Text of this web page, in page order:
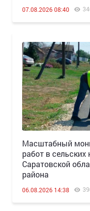
07.08.2026 08:40
Масштабный
работ в сельских
Саратовской
района
06.08.2026 14:38